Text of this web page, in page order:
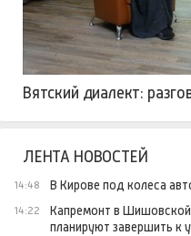
Вятский диалект:
ЛЕНТА НОВОСТЕЙ
14:48 В Кирове под колеса
14:22
Капремонт в
планируют завершить к